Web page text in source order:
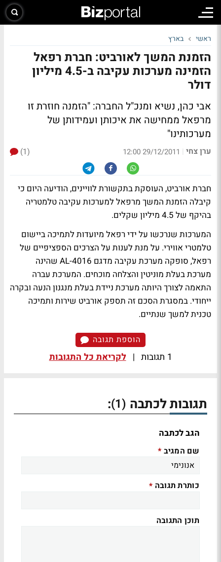
ראשי בארץ
הזמנת המשך לאורביט: חברת רפאל
הזמינה מערכות עקיבה ב-4.5 מיליון
דולר
אבי כהן, נשיא ומנכ"ל החברה: "הזמנה חוזרת זו
מרפאל ממחישה את איכותן ועמידותן של
מערכותינו"
ערן צחי |
29/12/2011 12:00
(1)
חברת אורביט, העוסקת בתקשורת לוויינים, הודיעה היום כי
קיבלה הזמנת המשך מרפאל למערכות עקיבה טלמטריה
בהיקף של 4.5 מיליון שקלים.
המערכות שנרכשו על ידי רפאל מיועדות לתמיכה ביישום
טלמטרי אווירי. על מנת לענות על הצרכים הספציפיים של
רפאל, סופקה מערכת עקיבה מדגם AL-4016 שהינה
מערכת בעלת מוניטין והצלחה מוכחים. המערכת עברה
התאמה לצורך היותה מערכת ניידת בעלת מנגנון הנעה ובקרה
ייחודי. במסגרת הסכם זה תספק אורביט שירות ותמיכה
טכנית למשך שנתיים.
הוספת תגובה
1 תגובות | לקריאת כל התגובות
תגובות לכתבה (1)
:
הגב לכתבה
שם המגיב *
כותרת תגובה *
תוכן התגובה